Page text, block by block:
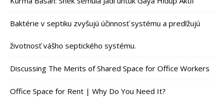
Baktérie v septiku zvyšujú účinnosť systému a predlžujú
životnosť vášho septického systému.
Discussing The Merits of Shared Space for Office Workers
Office Space for Rent | Why Do You Need It?